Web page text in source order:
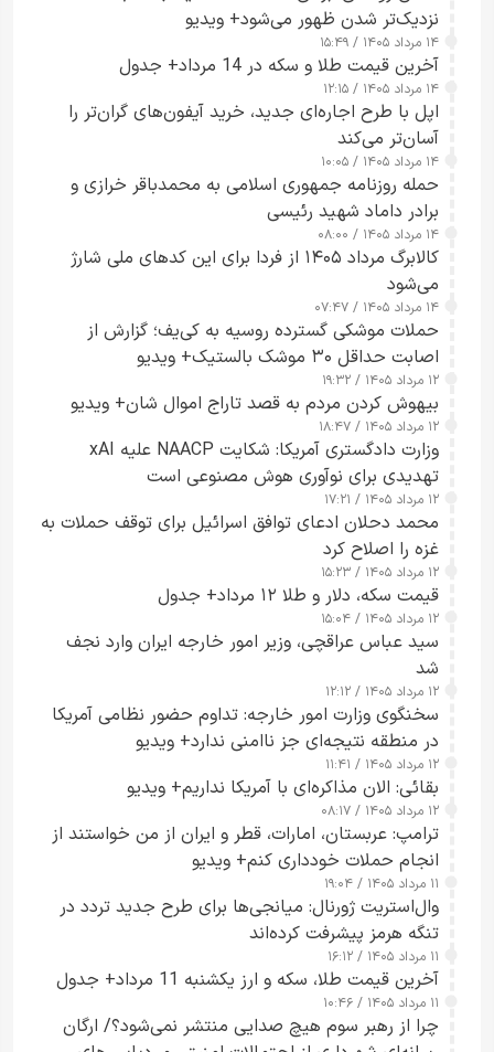
نزدیک‌تر شدن ظهور می‌شود+ ویدیو
۱۴ مرداد ۱۴۰۵ / ۱۵:۴۹
آخرین قیمت طلا و سکه در 14 مرداد+ جدول
۱۴ مرداد ۱۴۰۵ / ۱۲:۱۵
اپل با طرح اجاره‌ای جدید، خرید آیفون‌های گران‌تر را
آسان‌تر می‌کند
۱۴ مرداد ۱۴۰۵ / ۱۰:۰۵
حمله روزنامه جمهوری اسلامی به محمدباقر خرازی و
برادر داماد شهید رئیسی
۱۴ مرداد ۱۴۰۵ / ۰۸:۰۰
کالابرگ مرداد ۱۴۰۵ از فردا برای این کدهای ملی شارژ
می‌شود
۱۴ مرداد ۱۴۰۵ / ۰۷:۴۷
حملات موشکی گسترده روسیه به کی‌یف؛ گزارش از
اصابت حداقل ۳۰ موشک بالستیک+ ویدیو
۱۲ مرداد ۱۴۰۵ / ۱۹:۳۲
بیهوش کردن مردم به قصد تاراج اموال شان+ ویدیو
۱۲ مرداد ۱۴۰۵ / ۱۸:۴۷
وزارت دادگستری آمریکا: شکایت NAACP علیه xAI
تهدیدی برای نوآوری هوش مصنوعی است
۱۲ مرداد ۱۴۰۵ / ۱۷:۲۱
محمد دحلان ادعای توافق اسرائیل برای توقف حملات به
غزه را اصلاح کرد
۱۲ مرداد ۱۴۰۵ / ۱۵:۲۳
قیمت سکه، دلار و طلا ۱۲ مرداد+ جدول
۱۲ مرداد ۱۴۰۵ / ۱۵:۰۴
سید عباس عراقچی، وزیر امور خارجه ایران وارد نجف
شد
۱۲ مرداد ۱۴۰۵ / ۱۲:۱۲
سخنگوی وزارت امور خارجه: تداوم حضور نظامی آمریکا
در منطقه نتیجه‌ای جز ناامنی ندارد+ ویدیو
۱۲ مرداد ۱۴۰۵ / ۱۱:۴۱
بقائی: الان مذاکره‌ای با آمریکا نداریم+ ویدیو
۱۲ مرداد ۱۴۰۵ / ۰۸:۱۷
ترامپ: عربستان، امارات، قطر و ایران از من خواستند از
انجام حملات خودداری کنم+ ویدیو
۱۱ مرداد ۱۴۰۵ / ۱۹:۰۴
وال‌استریت ژورنال: میانجی‌ها برای طرح جدید تردد در
تنگه هرمز پیشرفت کرده‌اند
۱۱ مرداد ۱۴۰۵ / ۱۶:۱۲
آخرین قیمت طلا، سکه و ارز یکشنبه 11 مرداد+ جدول
۱۱ مرداد ۱۴۰۵ / ۱۰:۴۶
چرا از رهبر سوم هیچ صدایی منتشر نمی‌شود؟/ ارگان